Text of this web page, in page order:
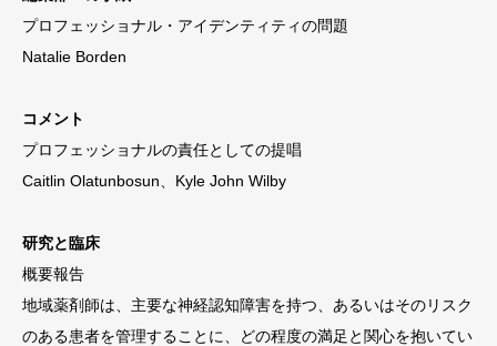
プロフェッショナル・アイデンティティの問題
Natalie Borden
コメント
プロフェッショナルの責任としての提唱
Caitlin Olatunbosun、Kyle John Wilby
研究と臨床
概要報告
地域薬剤師は、主要な神経認知障害を持つ、あるいはそのリスク
のある患者を管理することに、どの程度の満足と関心を抱いてい